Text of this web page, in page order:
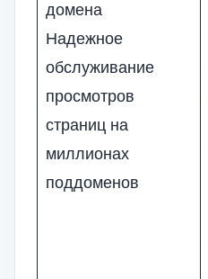
домена
Надежное
обслуживание
просмотров
страниц на
миллионах
поддоменов